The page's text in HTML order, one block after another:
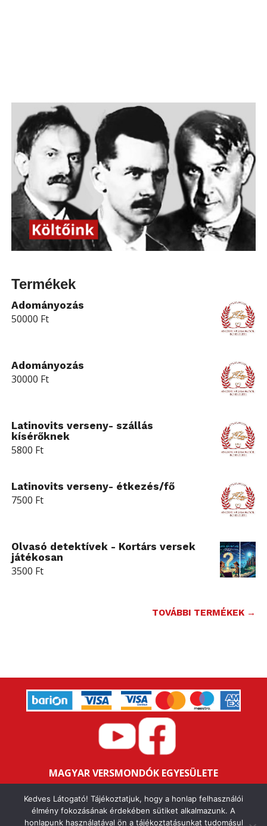
Termékek
Adományozás
50000 Ft
Adományozás
30000 Ft
Latinovits verseny- szállás
kísérőknek
5800 Ft
Latinovits verseny- étkezés/fő
7500 Ft
Olvasó detektívek - Kortárs versek
játékosan
3500 Ft
TOVÁBBI TERMÉKEK →
MAGYAR VERSMONDÓK EGYESÜLETE
Bankszámlaszám: 16200106-11646259
Adószám: 18047352-1-43
Kedves Látogató! Tájékoztatjuk, hogy a honlap felhasználói
élmény fokozásának érdekében sütiket alkalmazunk. A
honlapunk használatával ön a tájékoztatásunkat tudomásul